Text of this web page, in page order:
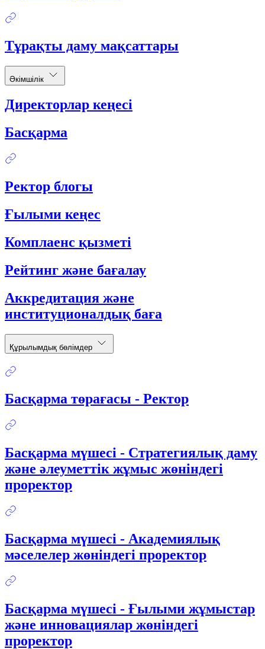
Тұрақты даму мақсаттары
Әкімшілік
Директорлар кеңесі
Басқарма
Ректор блогы
Ғылыми кеңес
Комплаенс қызметі
Рейтинг және бағалау
Аккредитация және
институционалдық баға
Құрылымдық бөлімдер
Басқарма төрағасы - Ректор
Басқарма мүшесі - Стратегиялық даму
және әлеуметтік жұмыс жөніндегі
проректор
Басқарма мүшесі - Академиялық
мәселелер жөніндегі проректор
Басқарма мүшесі - Ғылыми жұмыстар
және инновациялар жөніндегі
проректор